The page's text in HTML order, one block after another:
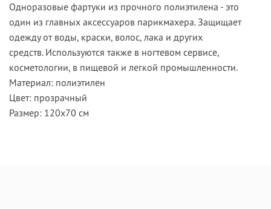
Одноразовые фартуки из прочного полиэтилена - это
один из главных аксессуаров парикмахера. Защищает
одежду от воды, краски, волос, лака и других
средств. Используются также в ногтевом сервисе,
косметологии, в пищевой и легкой промышленности.
Материал: полиэтилен
Цвет: прозрачный
Размер: 120х70 см